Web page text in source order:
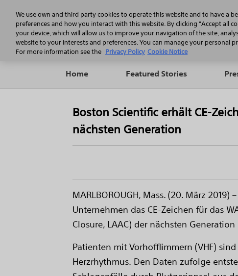
Home Featured Stories
Boston Scientific erhält CE-
nächsten Generation
MARLBOROUGH, Mass. (20. März
Unternehmen das CE-Zeichen für das
Closure, LAAC) der nächsten
Patienten mit Vorhofflimmern (VHF)
Herzrhythmus. Den Daten zufolge
We use own and third party cookies to operate this website and to have a
preferences and how you interact with this website. By clicking "Accept all
your device, which will allow us to improve your navigation of the site,
website to your interests and preferences. You can manage your personal
For more information see the Privacy Policy Cookie Notice